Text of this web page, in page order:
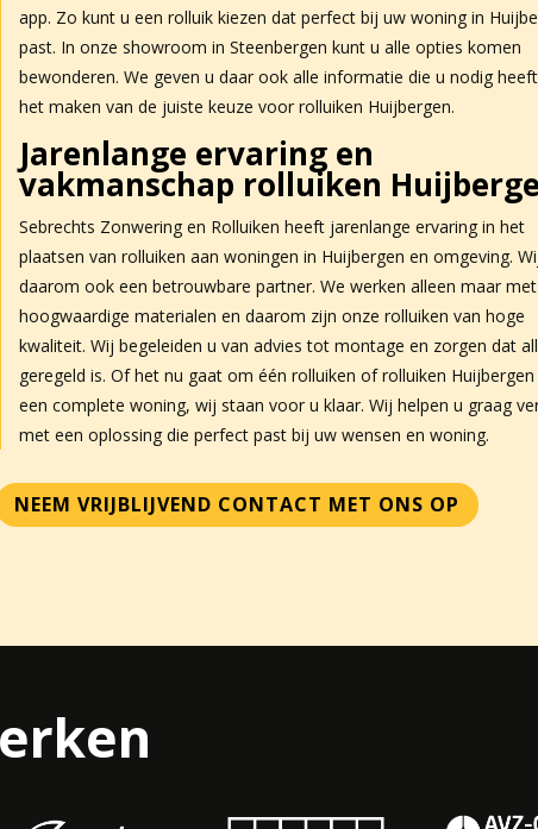
app. Zo kunt u een rolluik kiezen dat perfect bij uw woning in
past. In onze showroom in Steenbergen kunt u alle opties komen
bewonderen. We geven u daar ook alle informatie die u nodig
het maken van de juiste keuze voor rolluiken Huijbergen.
Jarenlange ervaring en
vakmanschap rolluiken
Sebrechts Zonwering en Rolluiken heeft jarenlange ervaring in het
plaatsen van rolluiken aan woningen in Huijbergen en omgeving.
daarom ook een betrouwbare partner. We werken alleen maar met
hoogwaardige materialen en daarom zijn onze rolluiken van hoge
kwaliteit. Wij begeleiden u van advies tot montage en zorgen dat
geregeld is. Of het nu gaat om één rolluiken of rolluiken
een complete woning, wij staan voor u klaar. Wij helpen u graag
met een oplossing die perfect past bij uw wensen en woning.
NEEM VRIJBLIJVEND CONTACT MET ONS OP